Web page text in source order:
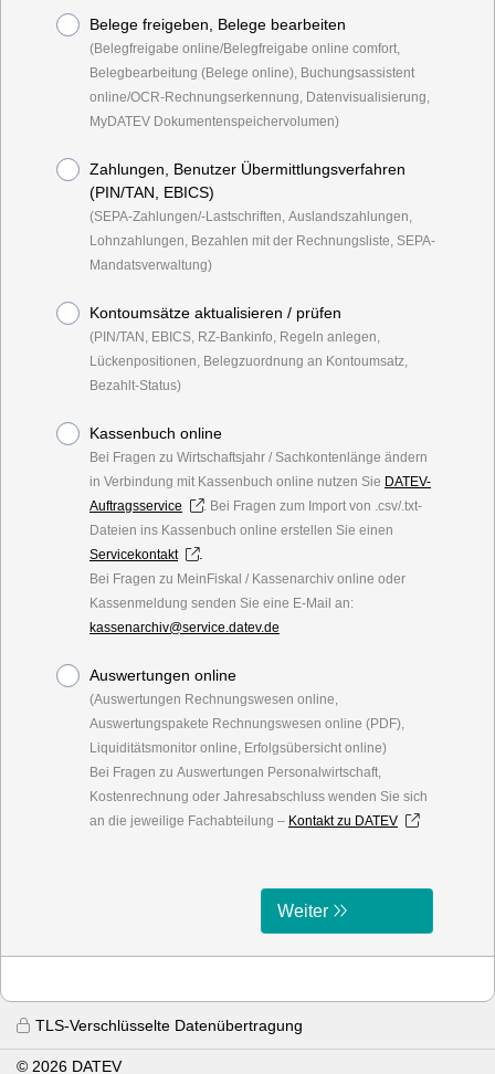
Belege freigeben, Belege bearbeiten
(Belegfreigabe online/Belegfreigabe online comfort,
Belegbearbeitung (Belege online), Buchungsassistent
online/OCR-Rechnungserkennung, Datenvisualisierung,
MyDATEV Dokumentenspeichervolumen)
Zahlungen, Benutzer Übermittlungsverfahren
(PIN/TAN, EBICS)
(SEPA-Zahlungen/-Lastschriften, Auslandszahlungen,
Lohnzahlungen, Bezahlen mit der Rechnungsliste, SEPA-
Mandatsverwaltung)
Kontoumsätze aktualisieren / prüfen
(PIN/TAN, EBICS, RZ-Bankinfo, Regeln anlegen,
Lückenpositionen, Belegzuordnung an Kontoumsatz,
Bezahlt-Status)
Kassenbuch online
Bei Fragen zu Wirtschaftsjahr / Sachkontenlänge ändern
in Verbindung mit Kassenbuch online nutzen Sie DATEV-
Auftragsservice
. Bei Fragen zum Import von .csv/.txt-
Dateien ins Kassenbuch online erstellen Sie einen
Servicekontakt
.
Bei Fragen zu MeinFiskal / Kassenarchiv online oder
Kassenmeldung senden Sie eine E-Mail an:
kassenarchiv@service.datev.de
Auswertungen online
(Auswertungen Rechnungswesen online,
Auswertungspakete Rechnungswesen online (PDF),
Liquiditätsmonitor online, Erfolgsübersicht online)
Bei Fragen zu Auswertungen Personalwirtschaft,
Kostenrechnung oder Jahresabschluss wenden Sie sich
an die jeweilige Fachabteilung – Kontakt zu DATEV
Weiter
TLS-Verschlüsselte Datenübertragung
© 2026 DATEV